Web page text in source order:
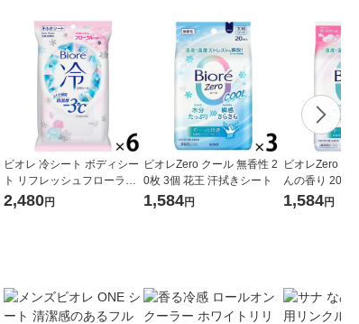
ビオレ 冷シート ボディシー
ト リフレッシュフローラル2
0枚入 6個 汗拭きシート 汗ふ
きシート
2,480円
ビオレZero クール 無香性 2
0枚 3個 花王 汗拭きシート
1,584円
ビオレZero や
んの香り 20枚
きシート
1,584円